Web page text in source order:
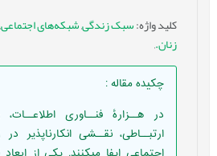
کلید واژه:سبک زندگی,شبکه‌های اجتماعی,
زنان.,
چکیده مقاله:
در هــزارۀ فنــاوری اطلاعــات،
ارتبــاطی، نقــشی انکارناپذیر